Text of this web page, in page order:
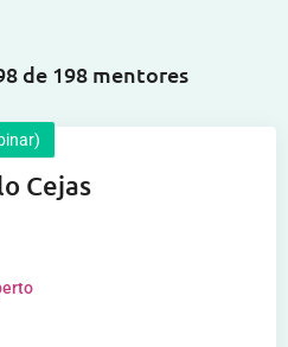
de 198 mentores
Cejas